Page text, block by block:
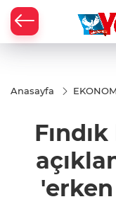
Anasayfa
'erken